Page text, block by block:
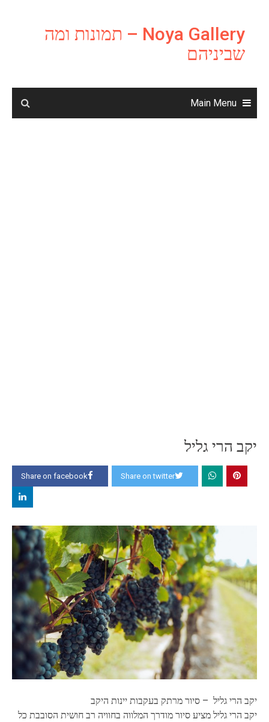
content
Noya Gallery – תמונות ומה
שביניהם
Main Menu
יקב הרי גליל
Share on facebook Share on twitter
יקב הרי גליל – סיור מרתק בעקבות יינות היקב
יקב הרי גליל מציע סיור מודרך המלווה בחוויה רב חושית הסובבת כל